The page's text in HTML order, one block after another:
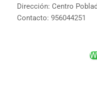
Dirección: Centro
Contacto: 956044251